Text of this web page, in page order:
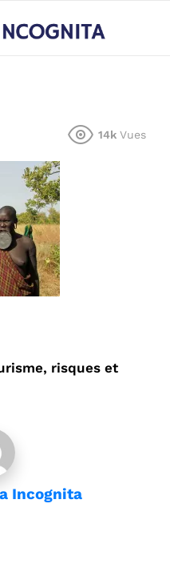
14k Vues
risques et
Incognita